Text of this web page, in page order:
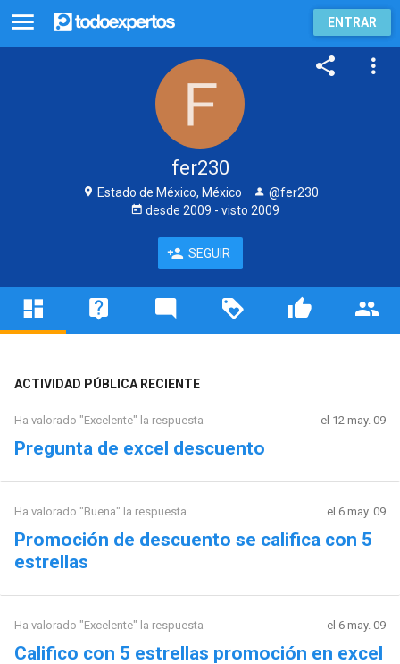
ENTRAR
fer230
Estado de México, México
@fer230
desde 2009 - visto 2009
SEGUIR
ACTIVIDAD PÚBLICA RECIENTE
Ha valorado "Excelente" la respuesta el 12 may. 09
Pregunta de excel descuento
Ha valorado "Buena" la respuesta el 6 may. 09
Promoción de descuento se califica con 5
estrellas
Ha valorado "Excelente" la respuesta el 6 may. 09
Califico con 5 estrellas promoción en excel